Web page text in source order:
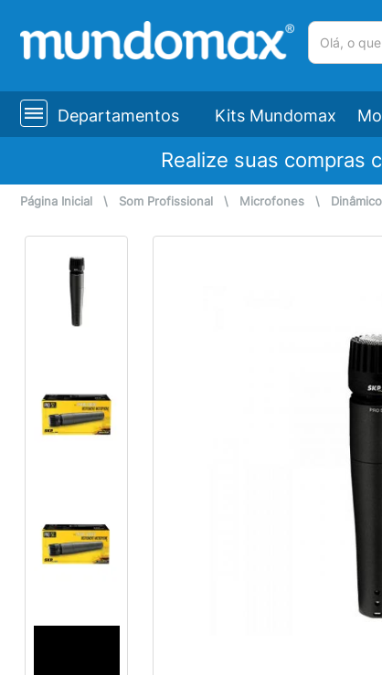
Departamentos Kits Mundomax
Realize suas compras
Página Inicial \ Som Profissional \ Microfones \